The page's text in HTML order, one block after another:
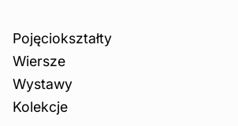
Pojęciokształty
Wiersze
Wystawy
Kolekcje